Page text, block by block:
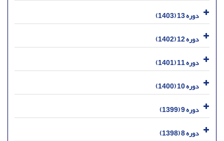
دوره 13 (1403)
دوره 12 (1402)
دوره 11 (1401)
دوره 10 (1400)
دوره 9 (1399)
دوره 8 (1398)